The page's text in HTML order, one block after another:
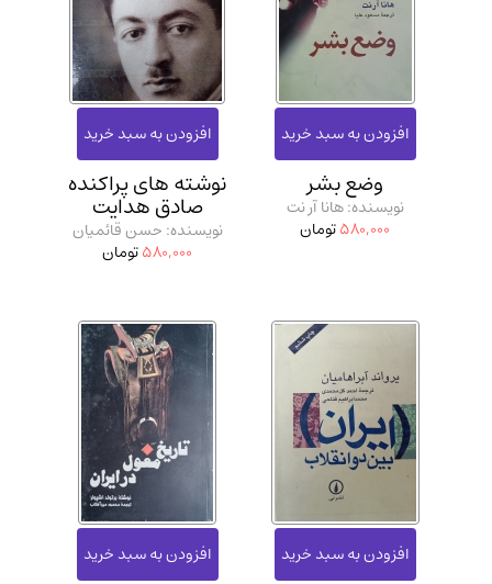
وضع بشر
نویسنده: هانا آر نت
580,000تومان
نوشته های پراکنده
صادق هدایت
نویسنده: حسن قائمیان
580,000تومان